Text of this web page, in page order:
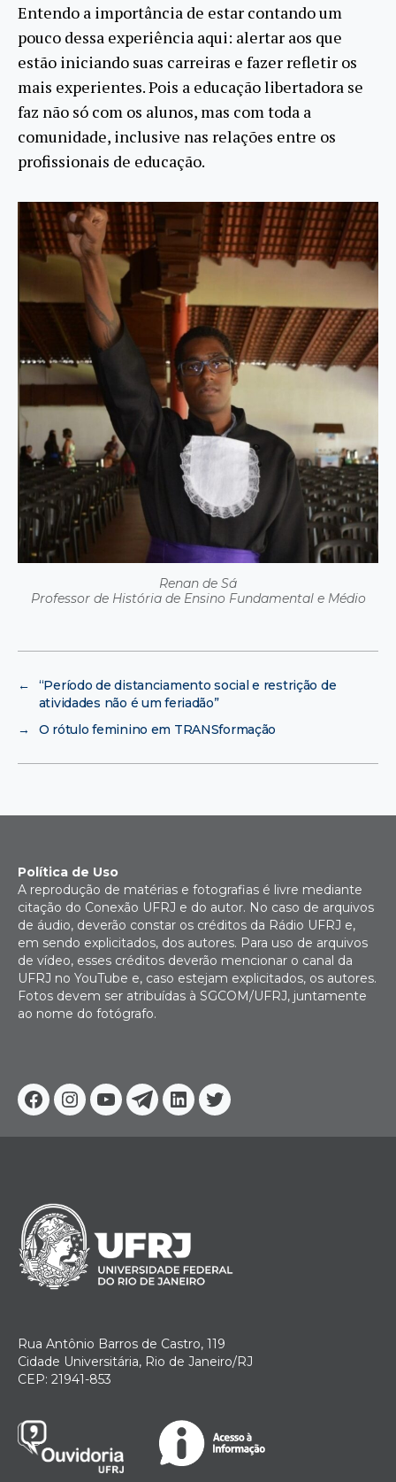
Entendo a importância de estar contando um
pouco dessa experiência aqui: alertar aos que
estão iniciando suas carreiras e fazer refletir os
mais experientes. Pois a educação libertadora se
faz não só com os alunos, mas com toda a
comunidade, inclusive nas relações entre os
profissionais de educação.
Renan de Sá
Professor de História de Ensino Fundamental e Médio
←
“Período de distanciamento social e restrição de
atividades não é um feriadão”
→
O rótulo feminino em TRANSformação
Facebook
Instagram
YoutubeTelegram
Linkedin
Twitter
Política de Uso
A reprodução de matérias e fotografias é livre mediante
citação do Conexão UFRJ e do autor. No caso de arquivos
de áudio, deverão constar os créditos da Rádio UFRJ e,
em sendo explicitados, dos autores. Para uso de arquivos
de vídeo, esses créditos deverão mencionar o canal da
UFRJ no YouTube e, caso estejam explicitados, os autores.
Fotos devem ser atribuídas à SGCOM/UFRJ, juntamente
ao nome do fotógrafo.
Rua Antônio Barros de Castro, 119
Cidade Universitária, Rio de Janeiro/RJ
CEP: 21941-853